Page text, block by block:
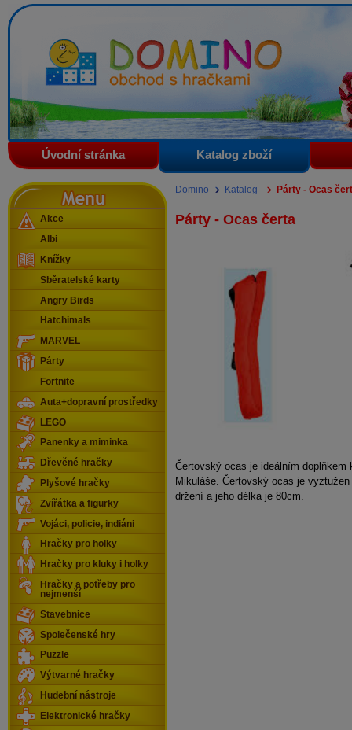
Domino - obchod s hračkami
Úvodní stránka Katalog zboží
Domino Katalog Párty - Ocas
Párty - Ocas čerta
Čertovský ocas je ideálním doplňkem
Mikuláše. Čertovský ocas je
držení a jeho délka je 80cm.
Menu
Akce
Albi
Knížky
Sběratelské karty
Angry Birds
Hatchimals
MARVEL
Párty
Fortnite
Auta+dopravní prostředky
LEGO
Panenky a miminka
Dřevěné hračky
Plyšové hračky
Zvířátka a figurky
Vojáci, policie, indiáni
Hračky pro holky
Hračky pro kluky i holky
Hračky a potřeby pro
nejmenší
Stavebnice
Společenské hry
Puzzle
Výtvarné hračky
Hudební nástroje
Elektronické hračky